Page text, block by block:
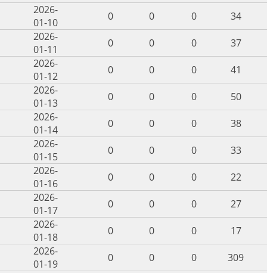
2026-
01-10
0 0 0
34
2026-
01-11
0 0 0
37
2026-
01-12
0 0 0
41
2026-
01-13
0 0 0
50
2026-
01-14
0 0 0
38
2026-
01-15
0 0 0
33
2026-
01-16
0 0 0
22
2026-
01-17
0 0 0
27
2026-
01-18
0 0 0
17
2026-
01-19
0 0 0
309